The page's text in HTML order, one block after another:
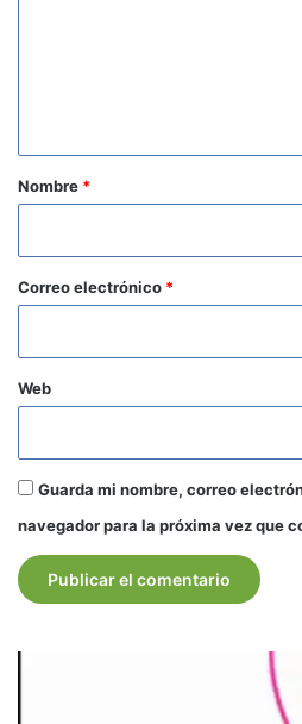
r
o
*
Nombre *
Correo electrónico *
Web
Guarda mi nombre, correo
navegador para la próxima vez que